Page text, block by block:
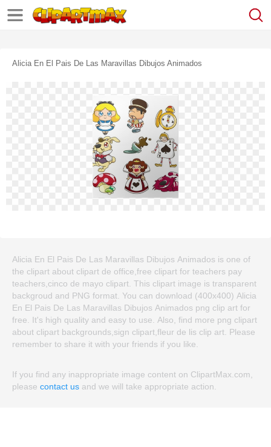
Alicia En El Pais De Las Maravillas Dibujos Animados
Alicia En El Pais De Las Maravillas Dibujos Animados is one of
the clipart about clipart de office,free clipart for teachers pay
teachers,cinco de mayo clipart. This clipart image is transparent
backgroud and PNG format. You can download (400x400) Alicia
En El Pais De Las Maravillas Dibujos Animados png clip art for
free. It's high quality and easy to use. Also, find more png clipart
about clipart backgrounds,sign clipart,fleur de lis clip art. Please
remember to share it with your friends if you like.
If you find any inappropriate image content on ClipartMax.com,
please contact us and we will take appropriate action.